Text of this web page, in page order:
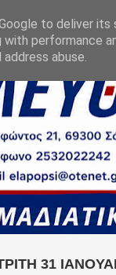
31
to deliver its
with performance
abuse.